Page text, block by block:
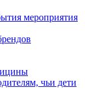
мероприятия
чьи дети